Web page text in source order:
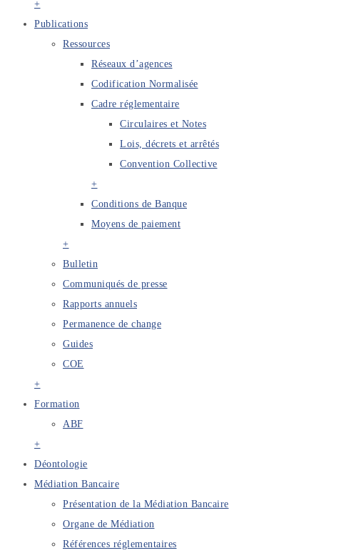
+
Publications
Ressources
Réseaux d’agences
Codification Normalisée
Cadre réglementaire
Circulaires et Notes
Lois, décrets et arrêtés
Convention Collective
+
Conditions de Banque
Moyens de paiement
+
Bulletin
Communiqués de presse
Rapports annuels
Permanence de change
Guides
COE
+
Formation
ABF
+
Déontologie
Médiation Bancaire
Présentation de la Médiation Bancaire
Organe de Médiation
Références réglementaires